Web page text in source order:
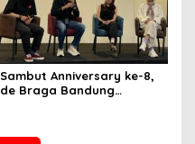
Sambut Anniversary ke-8,
de Braga Bandung